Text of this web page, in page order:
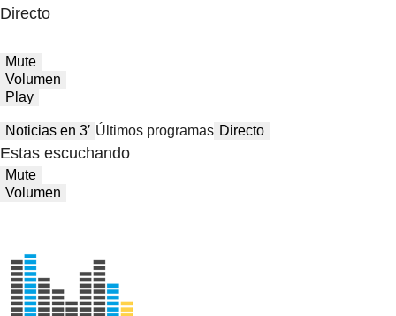
Directo
Mute
Volumen
Play
Noticias en 3′ Últimos programas Directo
Estas escuchando
Mute
Volumen